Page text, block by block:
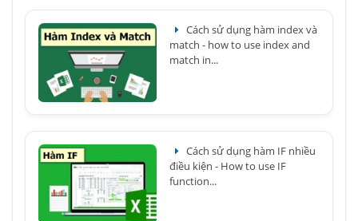
Cách sử dụng hàm index và
match - how to use index and
match in...
Cách sử dụng hàm IF nhiều
điều kiện - How to use IF
function...